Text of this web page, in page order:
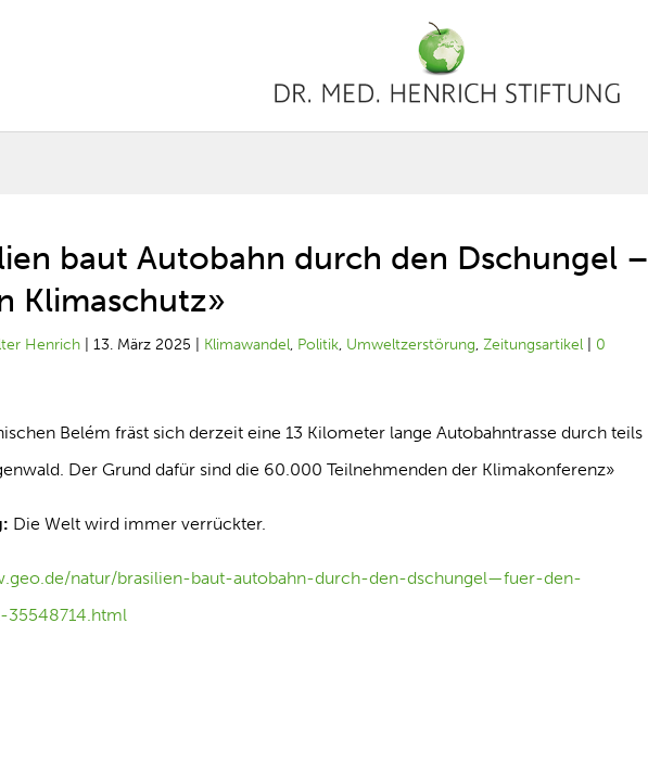
baut Autobahn durch den Dschungel –
Klimaschutz»
Henrich |13. März 2025 Klimawandel, Politik, Umweltzerstörung,Zeitungsartikel
0
Belém fräst sich derzeit eine 13 Kilometer lange Autobahntrasse durch teils
Der Grund dafür sind die 60.000 Teilnehmenden der Klimakonferenz»
Die Welt wird immer verrückter.
natur/brasilien-baut-autobahn-durch-den-dschungel—fuer-den-
35548714.html